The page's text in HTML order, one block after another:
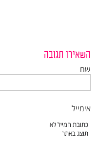
השאירו תגובה
שם
אימייל